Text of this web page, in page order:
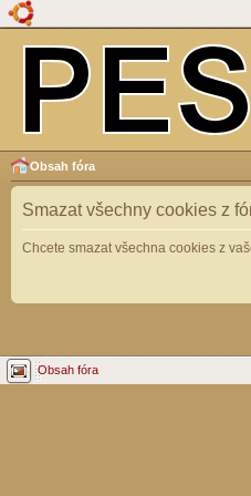
Obsah fóra
Smazat všechny cookies z
Chcete smazat všechna cookies z
Obsah fóra